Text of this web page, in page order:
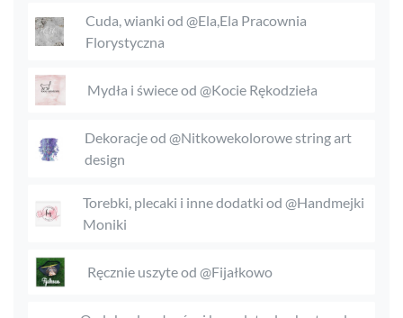
Cuda, wianki od @Ela,Ela Pracownia
Florystyczna
Mydła i świece od @Kocie Rękodzieła
Dekoracje od @Nitkowekolorowe string art
design
Torebki, plecaki i inne dodatki od @Handmejki
Moniki
Ręcznie uszyte od @Fijałkowo